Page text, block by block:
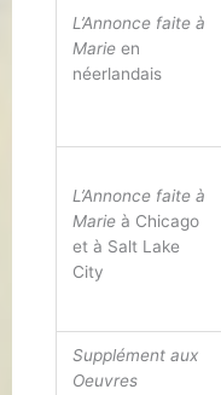
L’Annonce faite à
Marie en
néerlandais
L’Annonce faite à
Marie à Chicago
et à Salt Lake
City
Supplément aux
Oeuvres